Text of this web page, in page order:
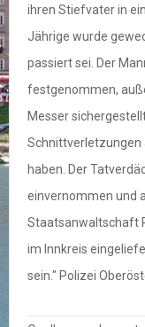
ihren Stiefvater in
Jährige wurde
passiert sei. Der
festgenommen,
Messer
Schnittverletzungen
haben. Der
einvernommen und
Staatsanwaltschaft
im Innkreis
sein." Polizei